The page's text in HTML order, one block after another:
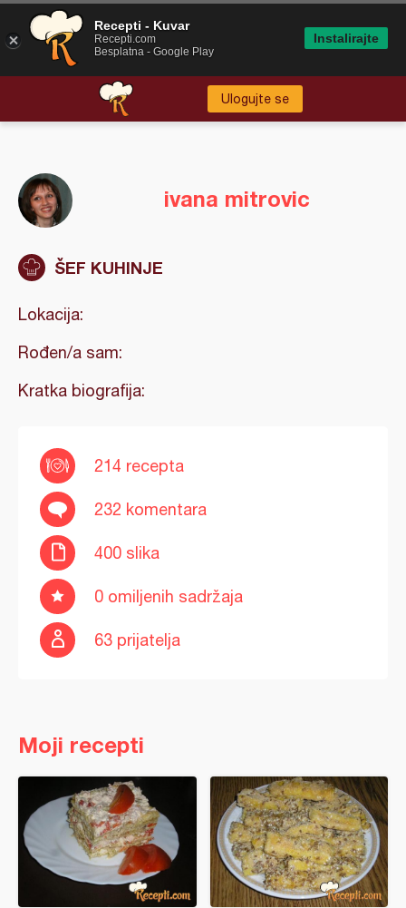
Ulogujte se
ivana mitrovic
ŠEF KUHINJE
Lokacija:
Rođen/a sam:
Kratka biografija:
214 recepta
232 komentara
400 slika
0 omiljenih sadržaja
63 prijatelja
Moji recepti
Recepti - Kuvar
Recepti.com
Besplatna - Google Play
Instalirajte